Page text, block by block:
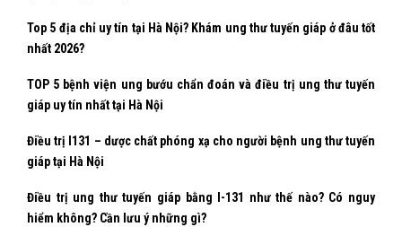
Top 5 địa chỉ uy tín tại Hà Nội? Khám ung thư tuyến giáp ở đâu tốt
nhất 2026?
TOP 5 bệnh viện ung bướu chẩn đoán và điều trị ung thư tuyến
giáp uy tín nhất tại Hà Nội
Điều trị I131 – dược chất phóng xạ cho người bệnh ung thư tuyến
giáp tại Hà Nội
Điều trị ung thư tuyến giáp bằng I-131 như thế nào? Có nguy
hiểm không? Cần lưu ý những gì?